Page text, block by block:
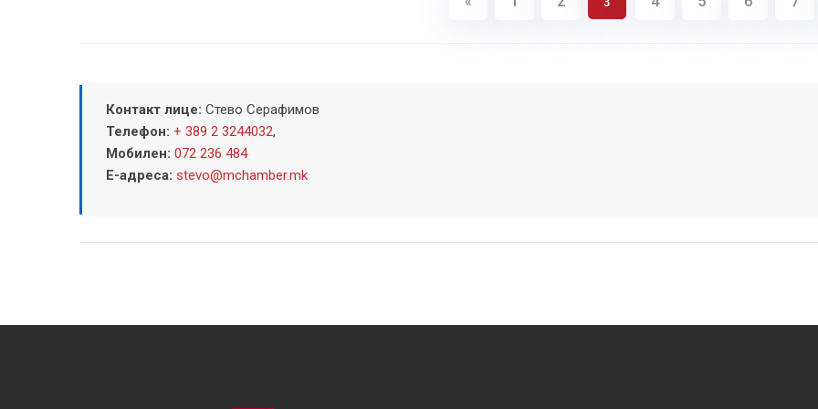
Контакт лице: Стево Серафимов
Телефон: + 389 2 3244032,
Мобилен: 072 236 484
Е-адреса: stevo@mchamber.mk